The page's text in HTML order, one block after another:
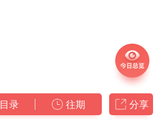
目录 往期 分享